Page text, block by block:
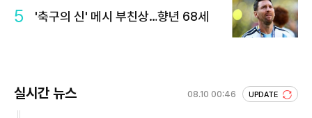
5 '축구의 신' 메시 부친상…향년 68세
실시간 뉴스 08.10 00:46 UPDATE